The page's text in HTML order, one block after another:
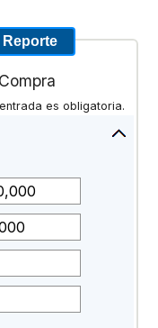
es obligatoria.